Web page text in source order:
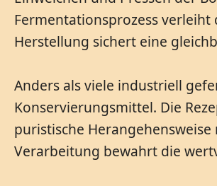
Fermentationsprozess verleiht
Herstellung sichert eine
Anders als viele industriell
Konservierungsmittel. Die
puristische
Verarbeitung bewahrt die